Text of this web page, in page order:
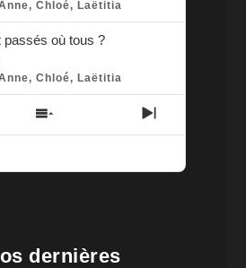
Chloé, Laëtitia
passés où tous ?
Chloé, Laëtitia
SHOW
EPISODES
NEXT
EPISODE
dernières